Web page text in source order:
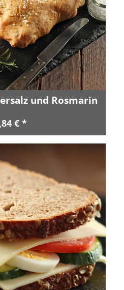
und Rosmarin
€ *